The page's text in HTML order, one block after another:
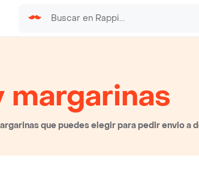
margarinas
que puedes elegir para pedir envio